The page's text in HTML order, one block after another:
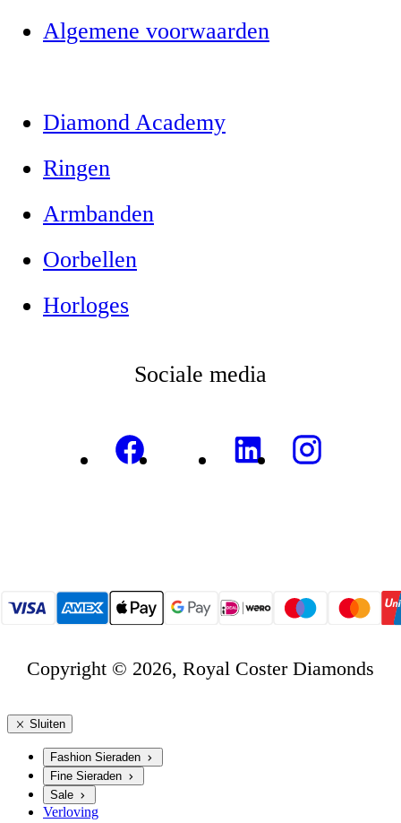
Algemene voorwaarden
Diamond Academy
Ringen
Armbanden
Oorbellen
Horloges
Sociale media
Copyright © 2026, Royal Coster Diamonds
Sluiten
Fashion Sieraden
Fine Sieraden
Sale
Verloving